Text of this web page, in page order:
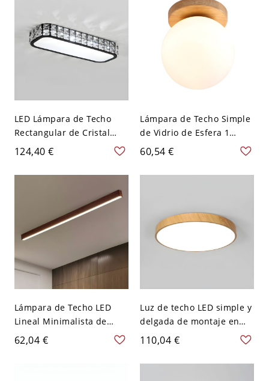
LED Lámpara de Techo
Rectangular de Cristal
Iluminación de Techo
Simplista para Cuarto -
Negro 110 A 120 V 38,1 cm
124,40 €
Lámpara de Techo Simple
de Vidrio de Esfera 1
Cabeza Luminaria de
Techo en Beige para
Corredor - Madera 110 A
60,54 €
Lámpara de Techo LED
Lineal Minimalista de
Madera para Pasillo -
Color Nuez 110 A 120 V
62,04 €
Luz de techo LED simple y
delgada de montaje en
techo de metal para sala
de estar - 110 A 120 V
Blanco 22,86 cm
110,04 €